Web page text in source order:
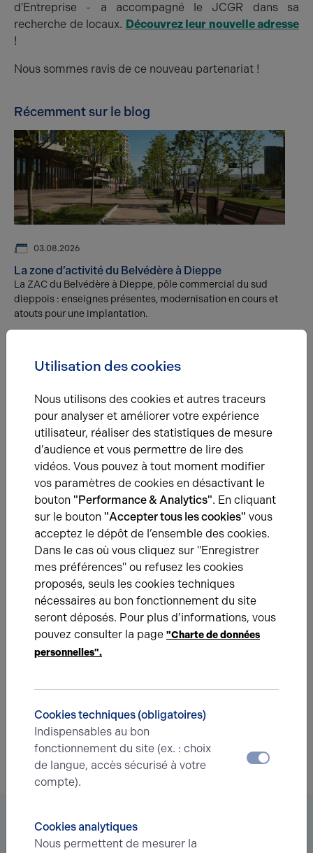
d'Entreprise - a accompagné le JCGR dans sa
recherche de locaux. Découvrez leur nouvelle adresse
!
Nous sommes ravis de ce nouveau partenariat !
Récemment sur le blog
03.08.2026
La zone d’activité du Belvédère à Dieppe
La ZAC du Belvédère à Dieppe, pôle commercial du sud
dieppois : enseignes présentes, modernisation en cours et
atouts pour une implantation.
29.07.2026
Taxe foncière en bail commercial : qui la paie, le
bailleur ou le locataire ?
En bail commercial, la taxe foncière incombe au
propriétaire mais peut être refacturée au locataire si
l'inventaire des charges le prévoit.
Une question ?
Prenez contact avec nos experts pour vous
accompagner dans votre projet d’immobilier
Je prends contact
Vous êtes à la recherche d’un bien
immobilier ?
Utilisation des cookies
Nous utilisons des cookies et autres traceurs
pour analyser et améliorer votre expérience
utilisateur, réaliser des statistiques de mesure
d’audience et vous permettre de lire des
vidéos. Vous pouvez à tout moment modifier
vos paramètres de cookies en désactivant le
bouton "Performance & Analytics". En cliquant
sur le bouton "Accepter tous les cookies" vous
acceptez le dépôt de l’ensemble des cookies.
Dans le cas où vous cliquez sur "Enregistrer
mes préférences" ou refusez les cookies
proposés, seuls les cookies techniques
nécessaires au bon fonctionnement du site
seront déposés. Pour plus d’informations, vous
pouvez consulter la page "Charte de données
personnelles".
Cookies techniques (obligatoires)
Indispensables au bon
fonctionnement du site (ex. : choix
de langue, accès sécurisé à votre
compte).
Cookies analytiques
Nous permettent de mesurer la